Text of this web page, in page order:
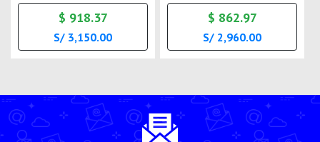
$ 918.37
S/ 3,150.00
$ 862.97
S/ 2,960.00